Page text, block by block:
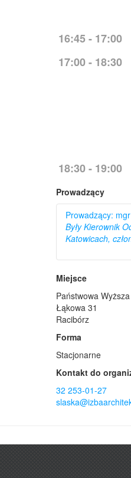
16:45 - 17:00
17:00 - 18:30
18:30 - 19:00
Prowadzący
Prowadzący:
Były Kierownik
Katowicach,
Miejsce
Państwowa
Łąkowa 31
Racibórz
Forma
Stacjonarne
Kontakt do
32 253-01-27